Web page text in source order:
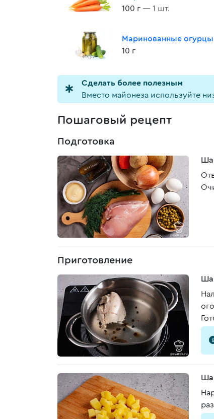
100 г — 1 шт.
Маринованные огурцы
10 г
Cделать более полезным
Вместо майонеза используйте
Пошаговый рецепт
Подготовка
Приготовление